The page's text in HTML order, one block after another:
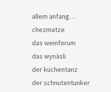
allem anfang…
chezmatze
das weinforum
das wynäsli
der küchentanz
der schnutentunker